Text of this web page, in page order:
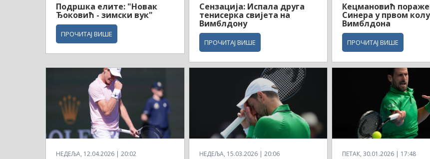
Подршка елите: "Новак
Ђоковић - зимски вук"
ПРОЧИТАЈ ВИШЕ
Сензација: Испала друга
тенисерка свијета на
Вимблдону
ПРОЧИТАЈ ВИШЕ
Кецмановић
Синера у првом колу
Вимблдона
ПРОЧИТАЈ ВИШЕ
НЕДЕЉА, 12.04.2026 | 20:02 НЕДЕЉА, 15.03.2026 | 20:06 ПЕТАК, 30.01.2026 | 17:48